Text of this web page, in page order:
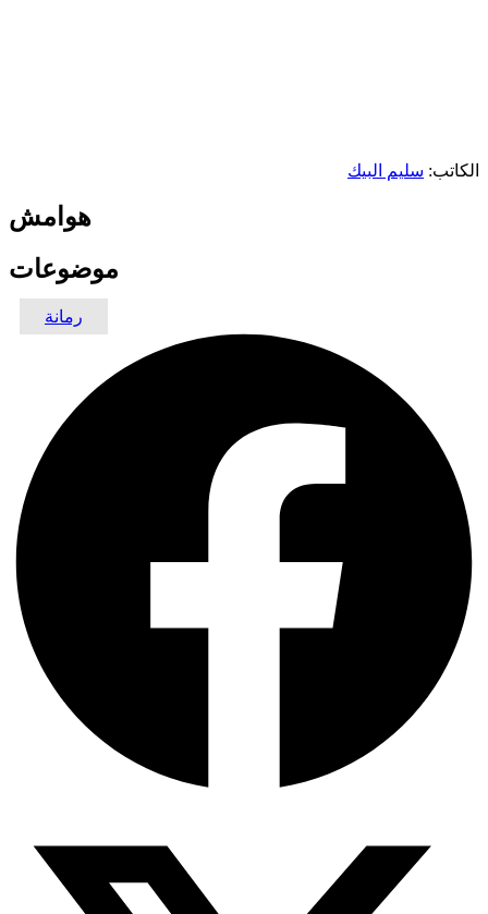
الكاتب: سليم البيك
هوامش
موضوعات
رمانة